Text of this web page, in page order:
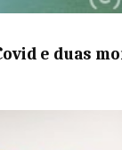
e duas